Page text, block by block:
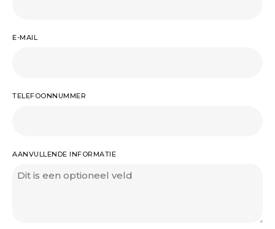
E-MAIL
TELEFOONNUMMER
AANVULLENDE INFORMATIE